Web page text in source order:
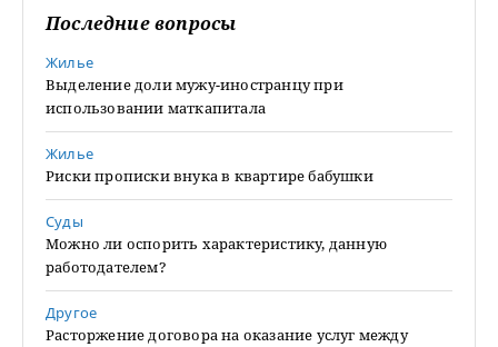
Последние вопросы
Жилье
Выделение доли мужу-иностранцу при
использовании маткапитала
Жилье
Риски прописки внука в квартире бабушки
Суды
Можно ли оспорить характеристику, данную
работодателем?
Другое
Расторжение договора на оказание услуг между